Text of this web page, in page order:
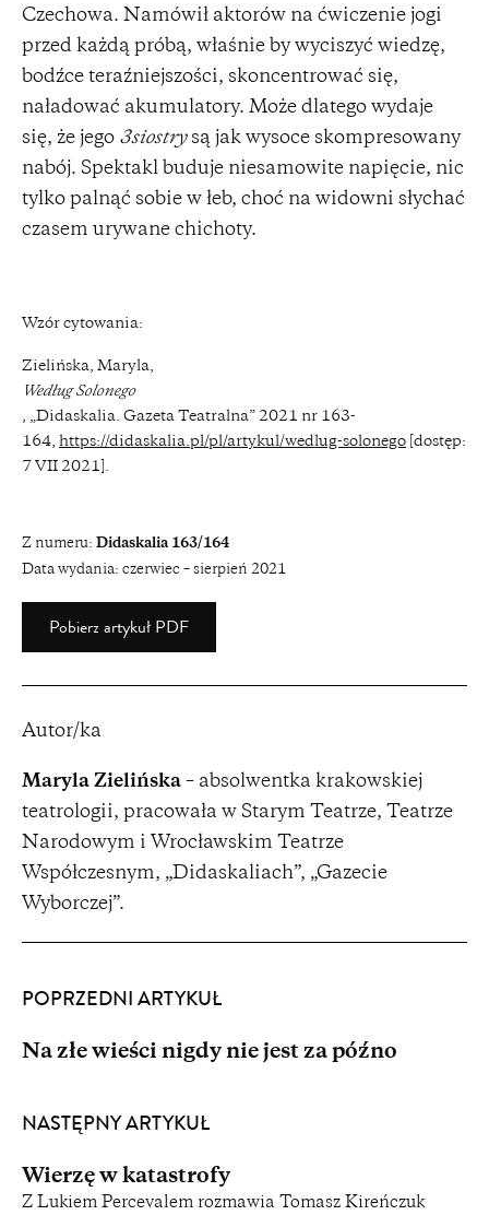
Czechowa. Namówił aktorów na ćwiczenie jogi
przed każdą próbą, właśnie by wyciszyć wiedzę,
bodźce teraźniejszości, skoncentrować się,
naładować akumulatory. Może dlatego wydaje
się, że jego 3siostrysą jak wysoce skompresowany
nabój. Spektakl buduje niesamowite napięcie, nic
tylko palnąć sobie w łeb, choć na widowni słychać
czasem urywane chichoty.
Wzór cytowania:
Zielińska, Maryla,
Według Solonego
, „Didaskalia. Gazeta Teatralna” 2021 nr 163-
164,
https://didaskalia.pl/pl/artykul/wedlug-solonego [dostęp:
7 VII 2021].
Z numeru: Didaskalia 163/164
Data wydania: czerwiec – sierpień 2021
Pobierz artykuł PDF
Autor/ka
Maryla Zielińska – absolwentka krakowskiej
teatrologii, pracowała w Starym Teatrze, Teatrze
Narodowym i Wrocławskim Teatrze
Współczesnym, „Didaskaliach”, „Gazecie
Wyborczej”.
POPRZEDNI ARTYKUŁ
Na złe wieści nigdy nie jest za późno
NASTĘPNY ARTYKUŁ
Wierzę w katastrofy
Z Lukiem Percevalem rozmawia Tomasz Kireńczuk